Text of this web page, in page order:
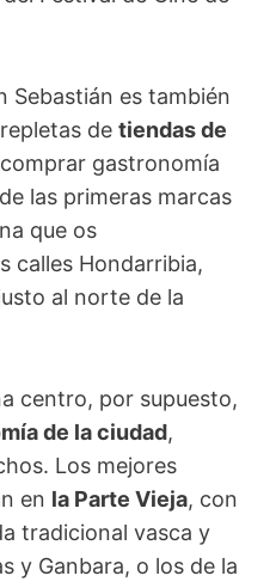
Sebastián es también
de tiendas de
gastronomía
las primeras marcas
que os
calles Hondarribia,
al norte de la
centro, por supuesto,
de la ciudad,
Los mejores
en la Parte Vieja, con
tradicional vasca y
y Ganbara, o los de la